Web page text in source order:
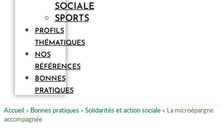
SOCIALE
SPORTS
PROFILS
THÉMATIQUES
NOS
RÉFÉRENCES
BONNES
PRATIQUES
Accueil » Bonnes pratiques » Solidarités et action sociale » La microépargne
accompagnée